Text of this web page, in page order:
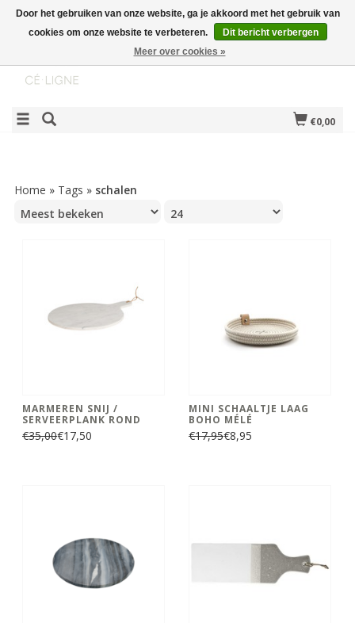
€0,00
Home » Tags » schalen
MARMEREN SNIJ /
SERVEERPLANK ROND
€35,00€17,50
MINI SCHAALTJE LAAG
BOHO MÉLÉ
€17,95€8,95
Door het gebruiken van onze website, ga je akkoord met het gebruik van
cookies om onze website te verbeteren.
Dit bericht verbergen
Meer over cookies »